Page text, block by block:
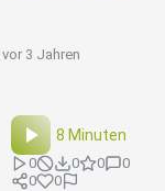
vor 3 Jahren
8 Minuten
0 0 0
0
0
0